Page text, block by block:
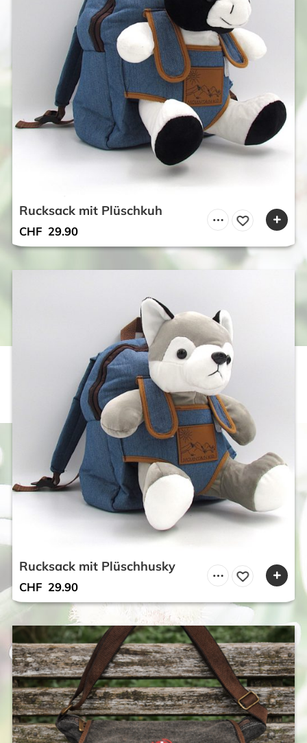
Rucksack mit Plüschkuh
CHF 29.90
Rucksack mit Plüschhusky
CHF 29.90